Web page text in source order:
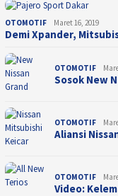
OTOMOTIF Maret 16, 2019
Demi Xpander,
OTOMOTIF
Sosok New
OTOMOTIF
Aliansi
OTOMOTIF
Video: